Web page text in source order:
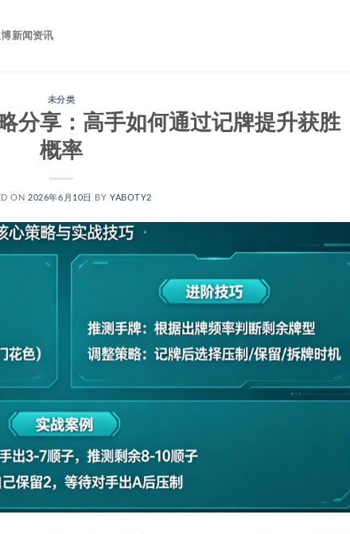
博新闻资讯
未分类
分享：高手如何通过记牌提升获胜
概率
ON 2026年6月10日 BYYABOTY2